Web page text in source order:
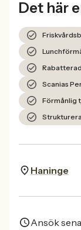
Det här
Scanias
Förmånlig
Haninge
Ansök